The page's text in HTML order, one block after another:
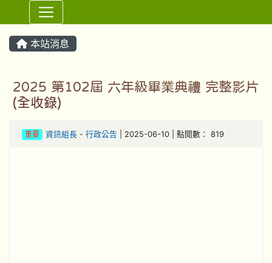
⏸
本站消息
2025 第102屆 六年級畢業典禮 完整影片
(全收錄)
重要 資訊組長- 行政公告 | 2025-06-10 | 點閱數： 819